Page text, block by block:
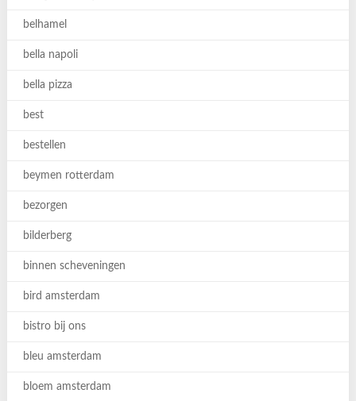
belhamel
bella napoli
bella pizza
best
bestellen
beymen rotterdam
bezorgen
bilderberg
binnen scheveningen
bird amsterdam
bistro bij ons
bleu amsterdam
bloem amsterdam